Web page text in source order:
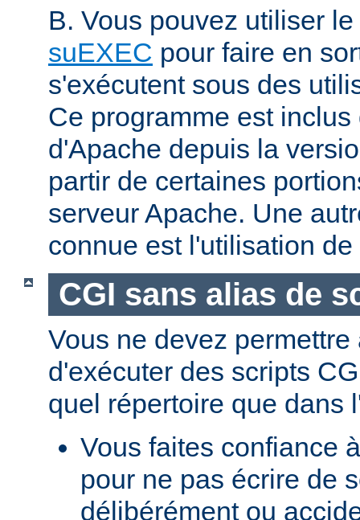
B. Vous pouvez utiliser
suEXEC pour faire en
s'exécutent sous des
Ce programme est
d'Apache depuis la
partir de certaines
serveur Apache. Une
connue est l'utilisation de
CGI sans alias de
Vous ne devez
d'exécuter des scripts
quel répertoire que dans
Vous faites confiance
pour ne pas écrire de
délibérément ou